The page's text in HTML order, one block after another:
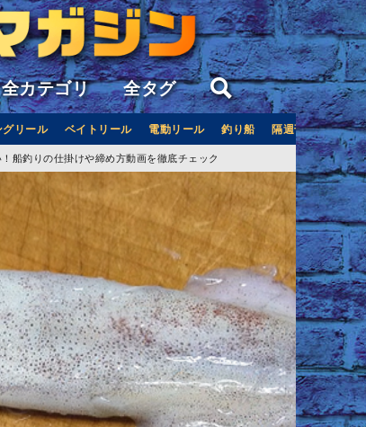
全カテゴリ 全タグ
グリール ベイトリール 電動リール 釣り船 隔週刊つり情報
船釣りの仕掛けや締め方動画を徹底チェック